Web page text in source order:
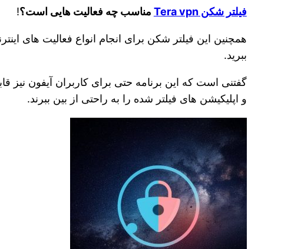
فیلتر شکن Tera vpn مناسب چه فعالیت هایی است؟!
همچنین این فیلتر شکن برای انجام انواع فعالیت‌ های
ببرید.
گفتنی است که این برنامه حتی برای کاربران آیفون نیز
و اپلیکیشن‌ های فیلتر شده را به راحتی از بین ببرند.